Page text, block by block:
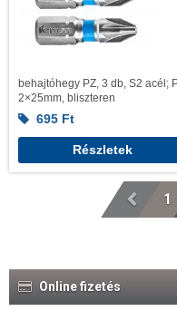
behajtóhegy PZ, 3 db, S2 acél;
2×25mm, bliszteren
695 Ft
Részletek
1
Online fizetés